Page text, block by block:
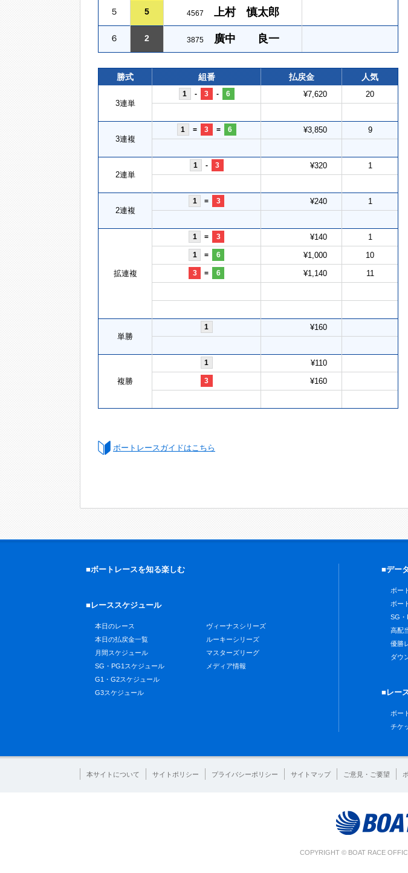
５ 5 4567 上村 慎太郎
６ 2 3875 廣中 良一
勝式 組番 払戻金 人気
3連単
1 - 3 - 6 ¥7,620 20
3連複
1 = 3 = 6 ¥3,850 9
2連単
1 - 3 ¥320 1
2連複
1 = 3 ¥240 1
拡連複
1 = 3 ¥140 1
1 = 6 ¥1,000 10
3 = 6 ¥1,140 11
単勝
1 ¥160
複勝
1 ¥110
3 ¥160
ボートレースガイドはこちら
■ボートレースを知る楽しむ
■レーススケジュール
本日のレース
本日の払戻金一覧
月間スケジュール
SG・PG1スケジュール
G1・G2スケジュール
G3スケジュール
ヴィーナスシリーズ
ルーキーシリーズ
マスターズリーグ
メディア情報
■デー
ボー
ボー
SG
高配
優勝
ダウ
■レー
ボー
チケ
本サイトについて サイトポリシー プライバシーポリシー サイトマップ ご意見・ご要望
COPYRIGHT © BOAT RACE